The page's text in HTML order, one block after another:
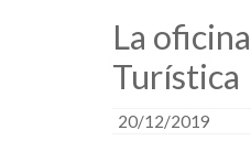
La
Turística
20/12/2019